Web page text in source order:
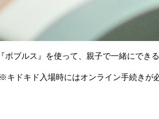
ブルス』を使って、親子で一緒にでき
ドキド入場時にはオンライン手続きが必